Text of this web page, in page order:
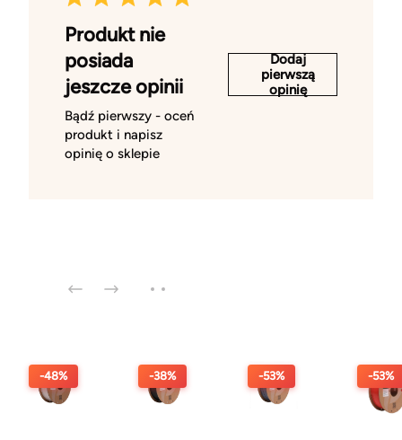
Produkt nie
posiada
jeszcze opinii
Bądź pierwszy - oceń
produkt i napisz
opinię o sklepie
Dodaj
pierwszą
opinię
-48% -38% -53% -53%